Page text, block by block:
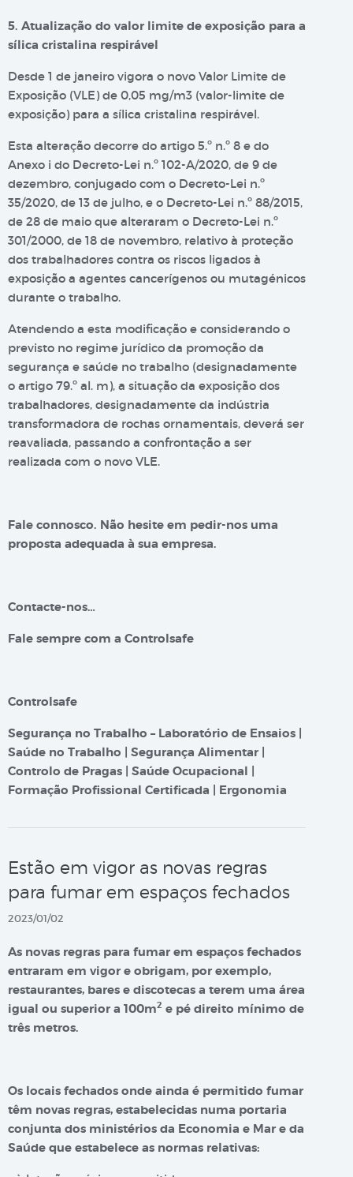
5. Atualização do valor limite de exposição para a
sílica cristalina respirável
Desde 1 de janeiro vigora o novo Valor Limite de
Exposição (VLE) de 0,05 mg/m3 (valor-limite de
exposição) para a sílica cristalina respirável.
Esta alteração decorre do artigo 5.º n.º 8 e do
Anexo i do Decreto-Lei n.º 102-A/2020, de 9 de
dezembro, conjugado com o Decreto-Lei n.º
35/2020, de 13 de julho, e o Decreto-Lei n.º 88/2015,
de 28 de maio que alteraram o Decreto-Lei n.º
301/2000, de 18 de novembro, relativo à proteção
dos trabalhadores contra os riscos ligados à
exposição a agentes cancerígenos ou mutagénicos
durante o trabalho.
Atendendo a esta modificação e considerando o
previsto no regime jurídico da promoção da
segurança e saúde no trabalho (designadamente
o artigo 79.º al. m), a situação da exposição dos
trabalhadores, designadamente da indústria
transformadora de rochas ornamentais, deverá ser
reavaliada, passando a confrontação a ser
realizada com o novo VLE.
Fale connosco. Não hesite em pedir-nos uma
proposta adequada à sua empresa.
Contacte-nos…
Fale sempre com a Controlsafe
Controlsafe
Segurança no Trabalho – Laboratório de Ensaios |
Saúde no Trabalho | Segurança Alimentar |
Controlo de Pragas | Saúde Ocupacional |
Formação Profissional Certificada | Ergonomia
Estão em vigor as novas regras
para fumar em espaços fechados
2023/01/02
As novas regras para fumar em espaços fechados
entraram em vigor e obrigam, por exemplo,
restaurantes, bares e discotecas a terem uma área
igual ou superior a 100m2 e pé direito mínimo de
três metros.
Os locais fechados onde ainda é permitido fumar
têm novas regras, estabelecidas numa portaria
conjunta dos ministérios da Economia e Mar e da
Saúde que estabelece as normas relativas: